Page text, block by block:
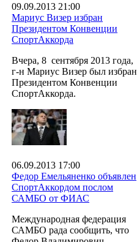
09.09.2013 21:00
Мариус Визер избран
Президентом Конвенции
СпортАккорда
Вчера, 8 сентября 2013 года,
г-н Мариус Визер был избран
Президентом Конвенции
СпортАккорда.
06.09.2013 17:00
Федор Емельяненко объявлен
СпортАккордом послом
САМБО от ФИАС
Международная федерация
САМБО рада сообщить, что